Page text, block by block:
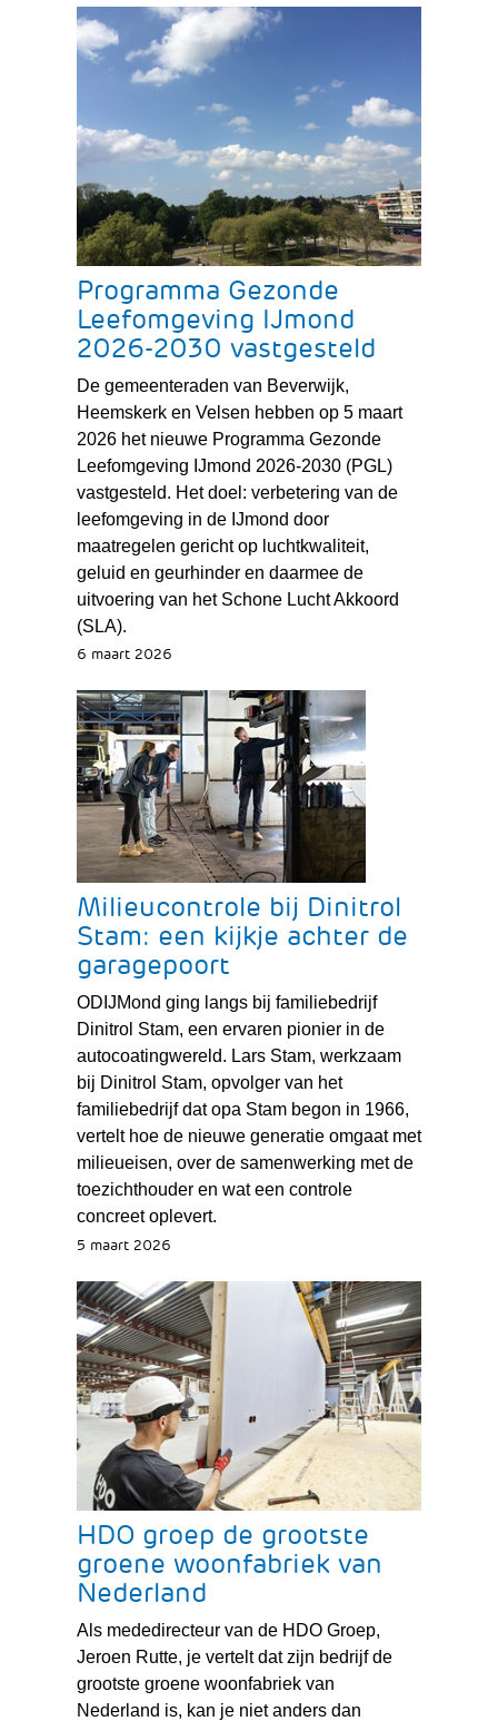
Programma Gezonde
Leefomgeving IJmond
2026-2030 vastgesteld
De gemeenteraden van Beverwijk,
Heemskerk en Velsen hebben op 5 maart
2026 het nieuwe Programma Gezonde
Leefomgeving IJmond 2026-2030 (PGL)
vastgesteld. Het doel: verbetering van de
leefomgeving in de IJmond door
maatregelen gericht op luchtkwaliteit,
geluid en geurhinder en daarmee de
uitvoering van het Schone Lucht Akkoord
(SLA).
6 maart 2026
Milieucontrole bij Dinitrol
Stam: een kijkje achter de
garagepoort
ODIJMond ging langs bij familiebedrijf
Dinitrol Stam, een ervaren pionier in de
autocoatingwereld. Lars Stam, werkzaam
bij Dinitrol Stam, opvolger van het
familiebedrijf dat opa Stam begon in 1966,
vertelt hoe de nieuwe generatie omgaat met
milieueisen, over de samenwerking met de
toezichthouder en wat een controle
concreet oplevert.
5 maart 2026
HDO groep de grootste
groene woonfabriek van
Nederland
Als mededirecteur van de HDO Groep,
Jeroen Rutte, je vertelt dat zijn bedrijf de
grootste groene woonfabriek van
Nederland is, kan je niet anders dan